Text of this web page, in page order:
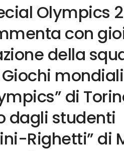
Olympics
con
della
mondiali
di
dagli studenti
Righetti” di